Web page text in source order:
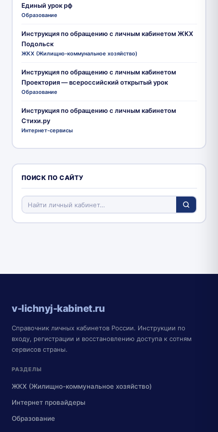
Единый урок рф
Образование
Инструкция по обращению с личным кабинетом ЖКХ
Подольск
ЖКХ (Жилищно-коммунальное хозяйство)
Инструкция по обращению с личным кабинетом
Проектория — всероссийский открытый урок
Образование
Инструкция по обращению с личным кабинетом
Стихи.ру
Интернет-сервисы
ПОИСК ПО САЙТУ
v-lichnyj-kabinet.ru
Справочник личных кабинетов России. Инструкции по
входу, регистрации и восстановлению доступа к сотням
сервисов страны.
РАЗДЕЛЫ
ЖКХ (Жилищно-коммунальное хозяйство)
Интернет провайдеры
Образование